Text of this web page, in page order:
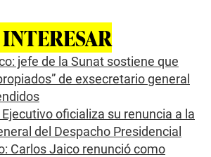
jefe de la Sunat sostiene que
de exsecretario general
oficializa su renuncia a la
del Despacho Presidencial
Carlos Jaico renunció como